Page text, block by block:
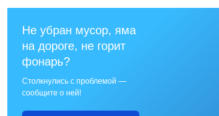
Не убран мусор, яма
на дороге, не горит
фонарь?
Столкнулись с проблемой —
сообщите о ней!